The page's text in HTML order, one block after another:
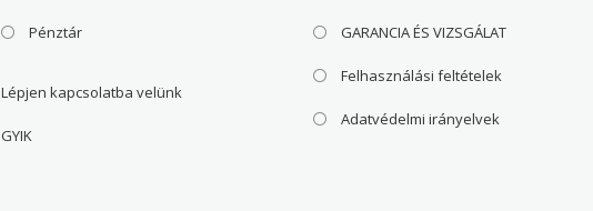
Pénztár
Lépjen kapcsolatba velünk
GYIK
GARANCIA ÉS VIZSGÁLAT
Felhasználási feltételek
Adatvédelmi irányelvek